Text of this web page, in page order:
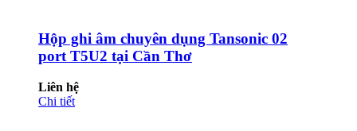
Hộp ghi âm chuyên dụng Tansonic 02
port T5U2 tại Cần Thơ
Liên hệ
Chi tiết